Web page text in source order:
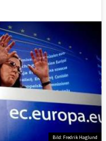
Bild: Fredrik Haglund